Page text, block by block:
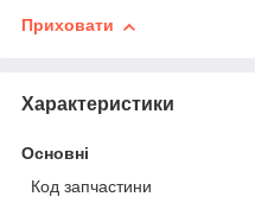
Приховати
Характеристики
Основні
Код запчастини